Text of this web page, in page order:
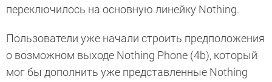
переключилось на основную линейку Nothing.
Пользователи уже начали строить предположения
о возможном выходе Nothing Phone (4b), который
мог бы дополнить уже представленные Nothing